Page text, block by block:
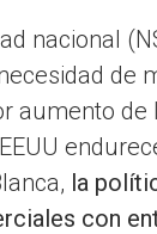
nacional
de
aumento de
la
con